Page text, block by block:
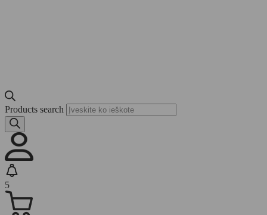
Products search
5